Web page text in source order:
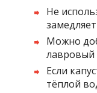
Не
Можно
лавровый
Если
тёплой